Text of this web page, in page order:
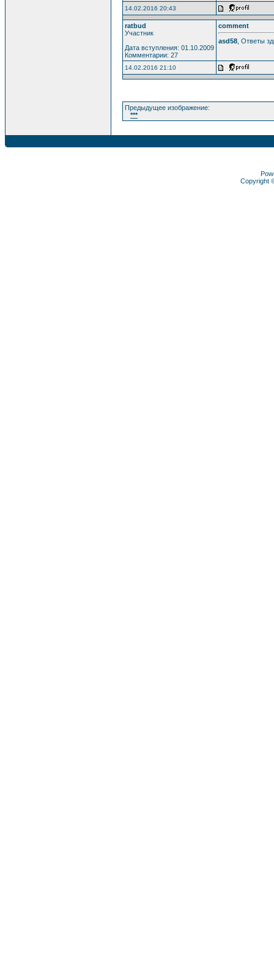
14.02.2016 20:43
ratbud
Участник
Дата вступления: 01.10.2009
Комментарии: 27
comment
asd58 , Ответы
14.02.2016 21:10
Предыдущее изображение:
***
Copyright